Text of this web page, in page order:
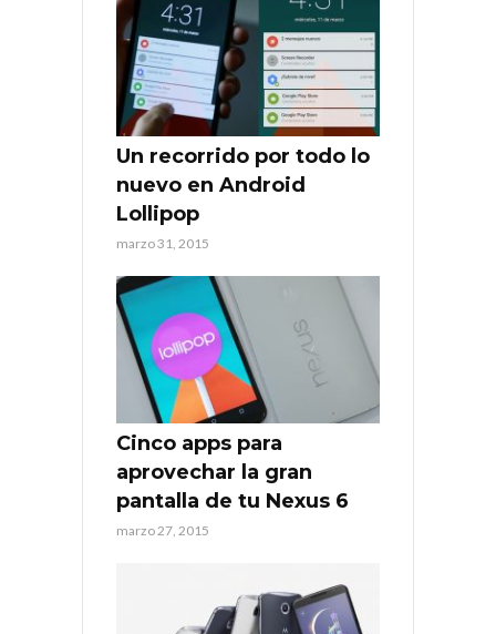
Un recorrido por todo lo
nuevo en Android
Lollipop
marzo 31, 2015
Cinco apps para
aprovechar la gran
pantalla de tu Nexus 6
marzo 27, 2015